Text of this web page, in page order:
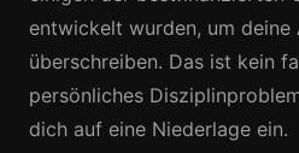
entwickelt wurden, um deine
überschreiben. Das ist kein
persönliches
dich auf eine Niederlage ein.